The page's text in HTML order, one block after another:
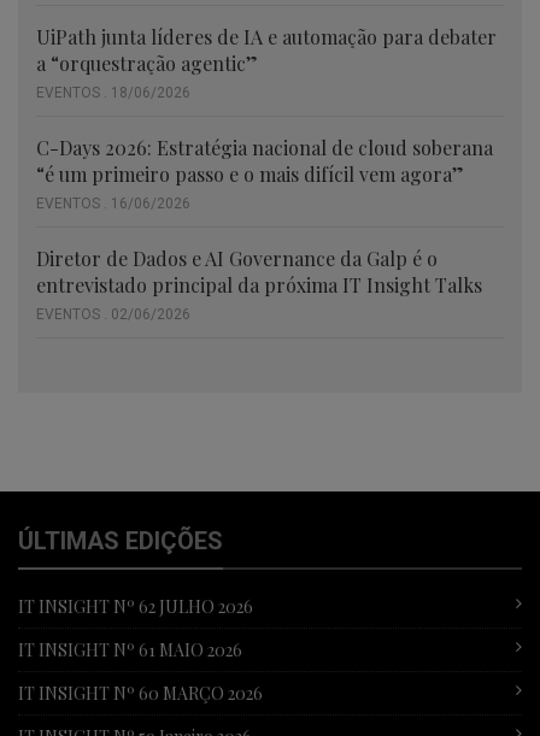
UiPath junta líderes de IA e automação para debater
a “orquestração agentic”
EVENTOS . 18/06/2026
C-Days 2026: Estratégia nacional de cloud soberana
“é um primeiro passo e o mais difícil vem agora”
EVENTOS . 16/06/2026
Diretor de Dados e AI Governance da Galp é o
entrevistado principal da próxima IT Insight Talks
EVENTOS . 02/06/2026
ÚLTIMAS EDIÇÕES
IT INSIGHT Nº 62 JULHO 2026
IT INSIGHT Nº 61 MAIO 2026
IT INSIGHT Nº 60 MARÇO 2026